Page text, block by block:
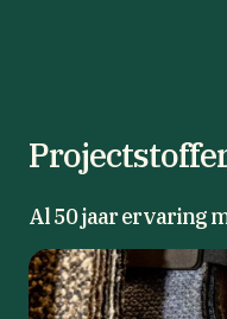
Al 50 jaar ervaring